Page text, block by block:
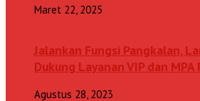
Maret 22, 2025
Jalankan Fungsi Pangkalan,
Dukung Layanan VIP dan MPA
Agustus 28, 2023